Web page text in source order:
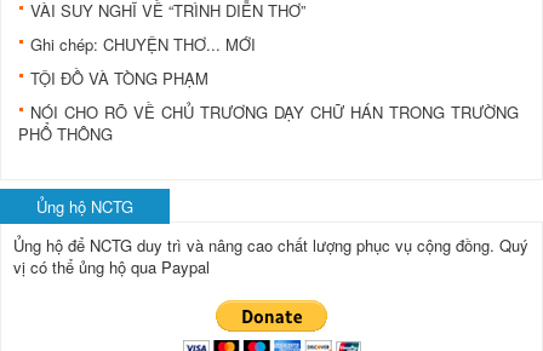
VÀI SUY NGHĨ VỀ “TRÌNH DIỄN THƠ”
Ghi chép: CHUYỆN THƠ... MỚI
TỘI ĐỒ VÀ TÒNG PHẠM
NÓI CHO RÕ VỀ CHỦ TRƯƠNG DẠY CHỮ HÁN TRONG TRƯỜNG
PHỔ THÔNG
Ủng hộ NCTG
Ủng hộ để NCTG duy trì và nâng cao chất lượng phục vụ cộng đồng. Quý
vị có thể ủng hộ qua Paypal